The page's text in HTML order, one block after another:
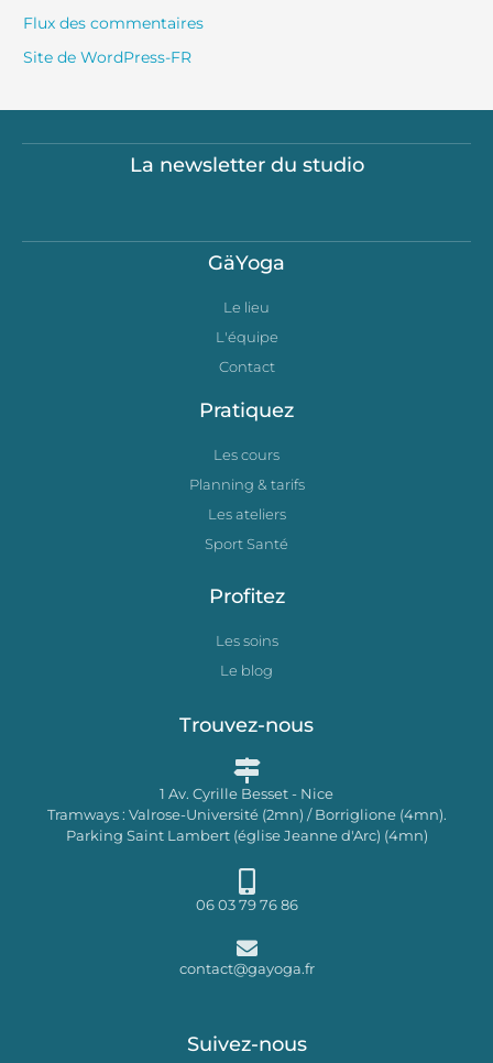
Flux des commentaires
Site de WordPress-FR
La newsletter du studio
GäYoga
Le lieu
L'équipe
Contact
Pratiquez
Les cours
Planning & tarifs
Les ateliers
Sport Santé
Profitez
Les soins
Le blog
Trouvez-nous
1 Av. Cyrille Besset - Nice
Tramways : Valrose-Université (2mn) / Borriglione (4mn).
Parking Saint Lambert (église Jeanne d'Arc) (4mn)
06 03 79 76 86
contact@gayoga.fr
Suivez-nous